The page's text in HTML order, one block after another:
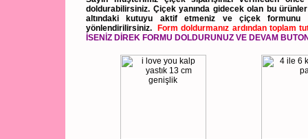
doldurabilirsiniz. Çiçek yanında gidecek olan bu
altındaki kutuyu aktif etmeniz ve çiçek formunu
yönlendirilirsiniz.
Form doldurmanız ardından toplam
İSENİZ DİREK FORMU DOLDURUNUZ VE DEVAM